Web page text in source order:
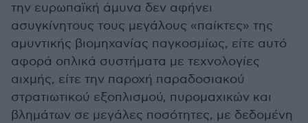
την ευρωπαϊκή άμυνα δεν αφήνει
ασυγκίνητους τους μεγάλους «παίκτες» της
αμυντικής βιομηχανίας παγκοσμίως, είτε αυτό
αφορά οπλικά συστήματα με τεχνολογίες
αιχμής, είτε την παροχή παραδοσιακού
στρατιωτικού εξοπλισμού, πυρομαχικών και
βλημάτων σε μεγάλες ποσότητες, με δεδομένη